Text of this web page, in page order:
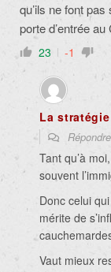
qu’ils ne font
porte d’entrée au
23 -1
La
Tant qu’à
souvent
Donc celui
mérite de
Vaut mieux